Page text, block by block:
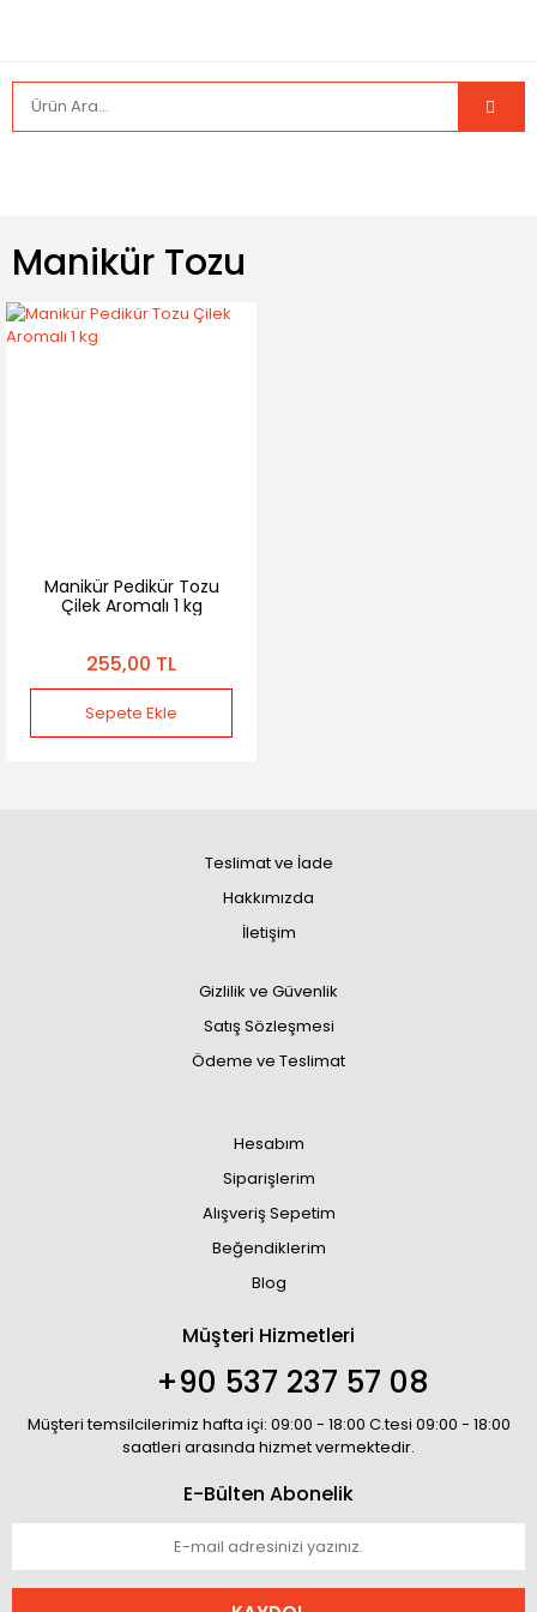
Manikür Tozu
Manikür Pedikür Tozu
Çilek Aromalı 1 kg
255,00 TL
Sepete Ekle
Teslimat ve İade
Hakkımızda
İletişim
Gizlilik ve Güvenlik
Satış Sözleşmesi
Ödeme ve Teslimat
Hesabım
Siparişlerim
Alışveriş Sepetim
Beğendiklerim
Blog
Müşteri Hizmetleri
+90 537 237 57 08
Müşteri temsilcilerimiz hafta içi: 09:00 - 18:00 C.tesi 09:00 - 18:00
saatleri arasında hizmet vermektedir.
E-Bülten Abonelik